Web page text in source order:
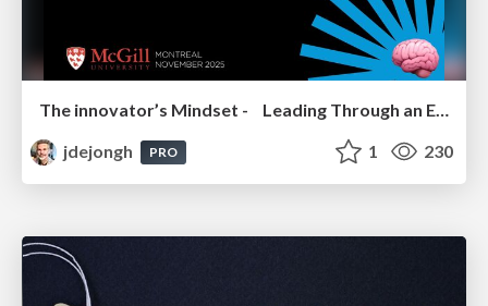
jdejongh
PRO 1 230